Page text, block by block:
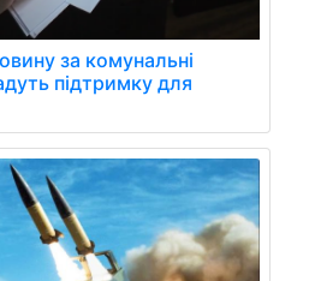
за комунальні
підтримку для